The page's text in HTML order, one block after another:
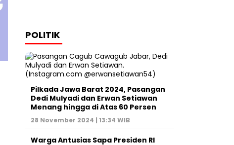
POLITIK
Pilkada Jawa Barat 2024, Pasangan
Dedi Mulyadi dan Erwan Setiawan
Menang hingga di Atas 60 Persen
28 November 2024 | 13:34 WIB
Warga Antusias Sapa Presiden RI